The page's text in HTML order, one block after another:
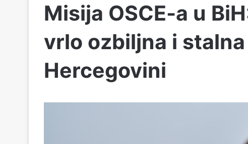
Misija OSCE-a u
vrlo ozbiljna i
Hercegovini